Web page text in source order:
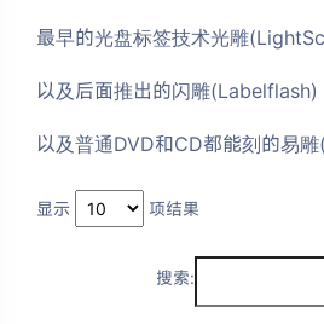
最早的光盘标签技术光雕
以及后面推出的闪雕(Labelflash)
以及普通DVD和CD都能刻的易
显示 项结果
搜索: